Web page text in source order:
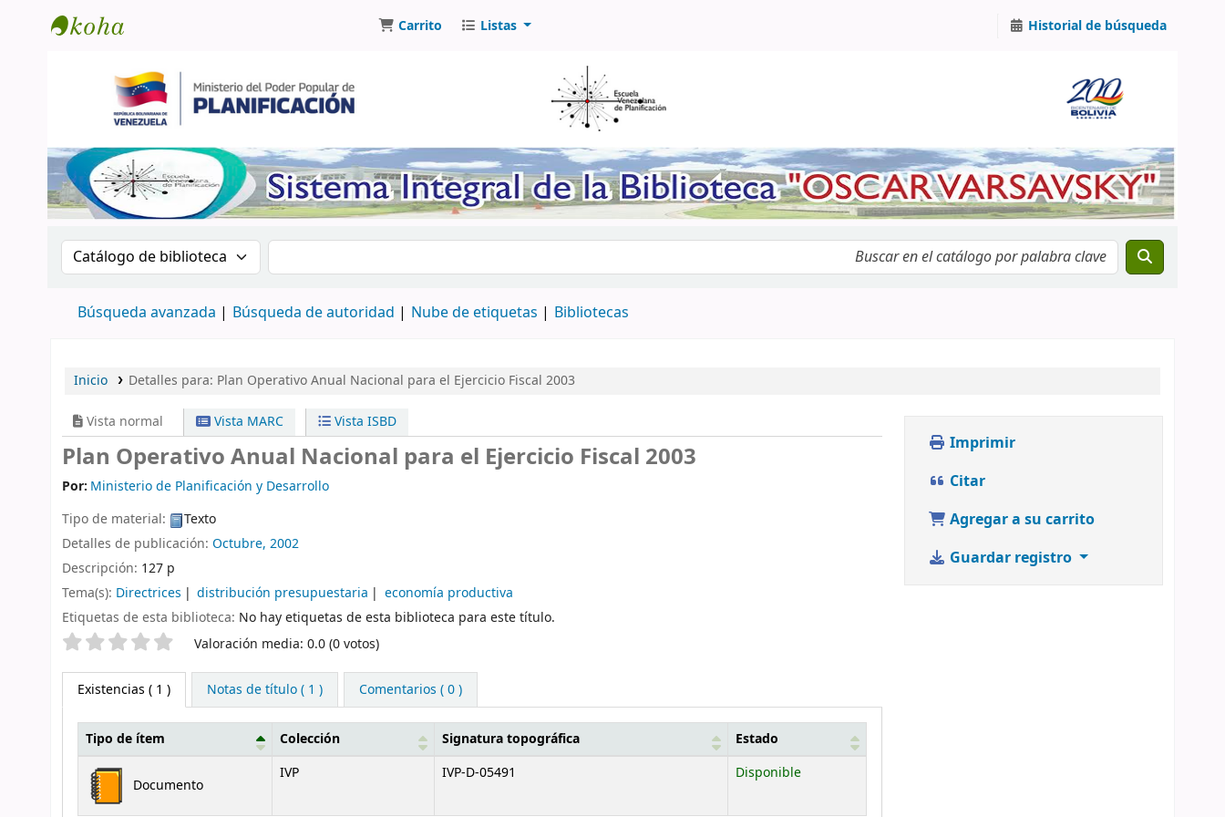
Carrito Listas Historial de búsqueda
Buscar en el catálogo por:Buscar en el catálogo por palabra clave
Búsqueda avanzada Búsqueda de autoridad Nube de etiquetas Bibliotecas
Inicio Detalles para: Plan Operativo Anual Nacional para el Ejercicio Fiscal 2003
Vista normal Vista MARC Vista ISBD
Plan Operativo Anual Nacional para el Ejercicio Fiscal 2003
Por: Ministerio de Planificación y Desarrollo
Tipo de material:
Texto
Detalles de publicación: Octubre, 2002
Descripción: 127 p
Tema(s): Directrices distribución presupuestaria
economía productiva
Etiquetas de esta biblioteca: No hay etiquetas de esta biblioteca para este título.
Valoración Valoración media: 0.0 (0 votos)
Existencias ( 1 ) Notas de título ( 1 ) Comentarios ( 0 )
Existencias
Tipo de ítem Colección Signatura topográfica Estado
Documento
IVP IVP-D-05491 Disponible
Imprimir
Citar
Agregar a su carrito
Guardar registro